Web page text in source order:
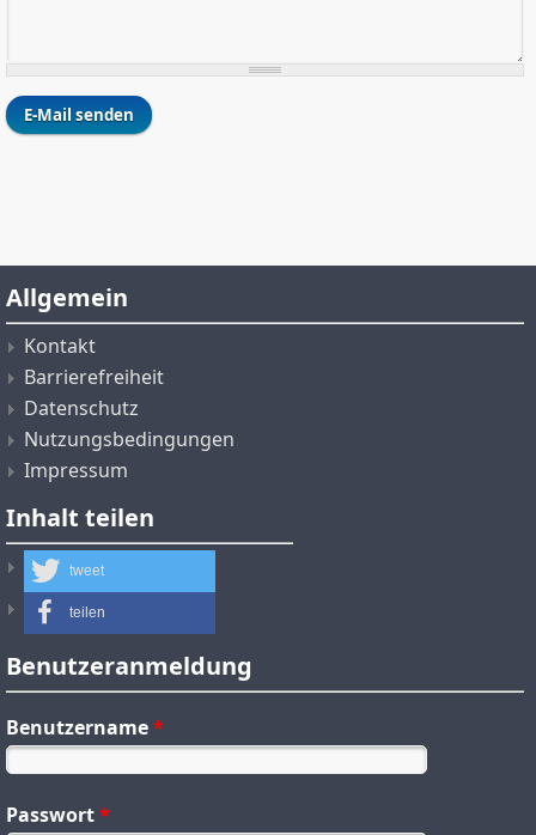
Allgemein
Kontakt
Barrierefreiheit
Datenschutz
Nutzungsbedingungen
Impressum
Inhalt teilen
tweet
teilen
Benutzeranmeldung
Benutzername*
Passwort*